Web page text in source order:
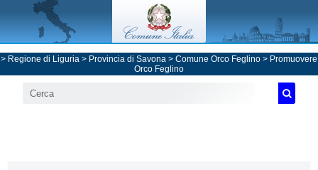
> Regione di Liguria > Provincia di Savona > Comune Orco Feglino > Promuovere
Orco Feglino